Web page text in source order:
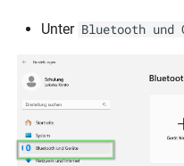
Unter Bluetooth und